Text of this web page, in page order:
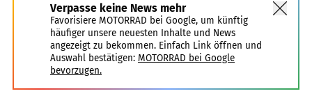
Verpasse keine News mehr
Favorisiere MOTORRAD bei Google, um künftig
häufiger unsere neuesten Inhalte und News
angezeigt zu bekommen. Einfach Link öffnen und
Auswahl bestätigen: MOTORRAD bei Google
bevorzugen.